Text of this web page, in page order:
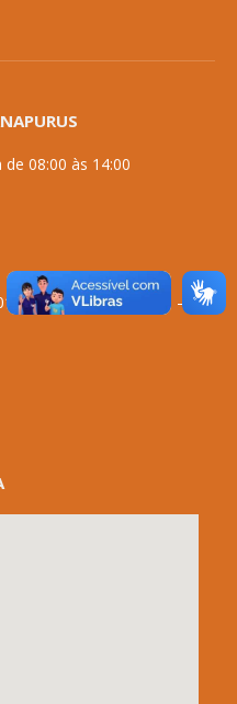
08:00 às 14:00
\ Centro \ ANAPURUS – MA